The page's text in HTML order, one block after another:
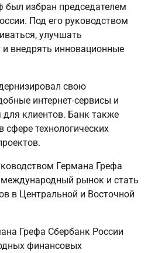
был избран председателем
Под его руководством
улучшать
и внедрять инновационные
свою
интернет-сервисы и
клиентов. Банк также
сфере технологических
Германа Грефа
рынок и стать
в Центральной и Восточной
Грефа Сбербанк России
финансовых